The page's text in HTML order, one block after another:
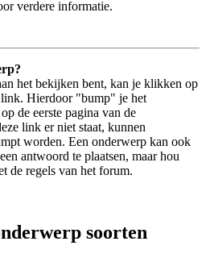
verdere informatie.
het bekijken bent, kan je klikken op
Hierdoor "bump" je het
de eerste pagina van de
link er niet staat, kunnen
worden. Een onderwerp kan ook
antwoord te plaatsen, maar hou
de regels van het forum.
soorten